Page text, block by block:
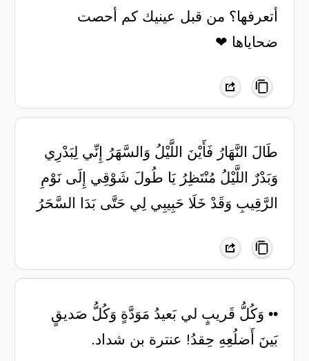
أتعرفها؟ من قبل عينيك كم أحصت
ضحاياها ❤
طَالَ النَّهَارُ فَأَيْنَ اللَّيْلُ وَالسَّهَرُ إِنِّي لِبَدْرِي
وَبَدْرٌ اللَّيْلُ مُنْتَظِرُ يَا طُولَ شَوْقِي إِلَى نَوْمِ
الرَّقِيبِ وَقَدْ خَلَا حَبِيبِي لِي حَتَّى بَدَا السَّحَرُ
•• وَكُلُّ قَريبٍ لي بَعيدُ مَوَدَّةٍ وَكُلُّ صَديقٍ
بَينَ أَضلُعِهِ حِقدُ! عنترة بن شداد.